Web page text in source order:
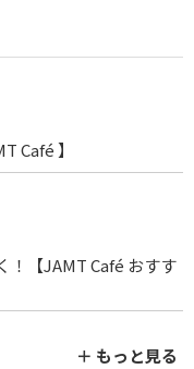
Café 】
！【JAMT Café おすす
＋ もっと見る